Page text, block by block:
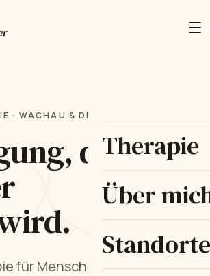
Therapie
Über
Standorte
· WACHAU & DROSS
die
für Menschen nach